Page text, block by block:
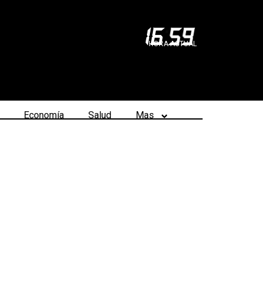
16:59
HORA ACTUAL
Economía Salud Mas